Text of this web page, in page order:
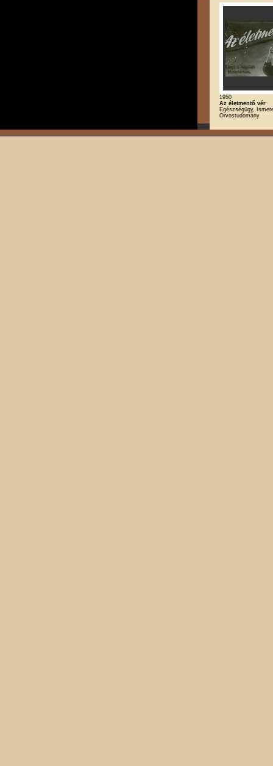
1950
Az életmentő vér
Egészségügy,
Orvostudomány